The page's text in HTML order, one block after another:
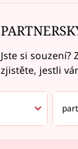
Jste si souzení?
zjistěte, jestli